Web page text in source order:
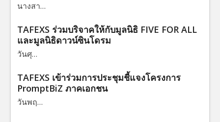
นางสา…
TAFEXS ร่วมบริจาคให้กับมูลนิธิ FIVE FOR ALL
และมูลนิธิดาวน์ซินโดรม
วันศุ…
TAFEXS เข้าร่วมการประชุมชี้แจงโครงการ
PromptBiZ ภาคเอกชน
วันพฤ…